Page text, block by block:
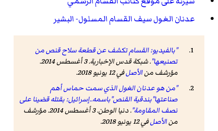
عدنان الغول سيف القسام المسلول- البشير
"بالفيديو: القسام تكشف عن قطعة سلاح قنص من
تصنيعها"
. شبكة قدس الإخبارية. 3 أغسطس 2014.
مؤرشف منالأصلفي 12 يونيو 2018
.
"من هو عدنان الغول الذي سمت حماس أهم
صناعتها"بندقية القنص"باسمه..إسرائيل: بقتله قضينا على
نصف المقاومة"
. دنيا الوطن. 3 أغسطس 2014. مؤرشف
منالأصلفي 12 يونيو 2018
.